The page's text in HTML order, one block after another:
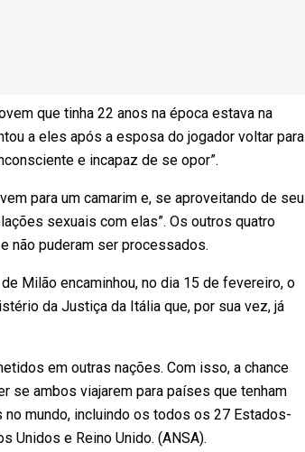
que tinha 22 anos na época estava na
a eles após a esposa do jogador voltar para
e incapaz de se opor”.
para um camarim e, se aproveitando de seu
sexuais com elas”. Os outros quatro
não puderam ser processados.
Milão encaminhou, no dia 15 de fevereiro, o
da Justiça da Itália que, por sua vez, já
em outras nações. Com isso, a chance
se ambos viajarem para países que tenham
mundo, incluindo os todos os 27 Estados-
Unidos e Reino Unido. (ANSA).